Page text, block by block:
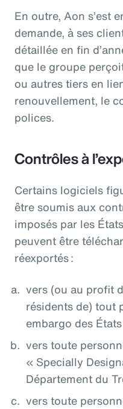
En outre, Aon s’est
demande, à ses
détaillée en fin
que le groupe
ou autres tiers en
renouvellement, le
polices.
Contrôles à
Certains logiciels
être soumis aux
imposés par les
peuvent être
réexportés :
vers (ou au profit
résidents de) tout
embargo des
vers toute
« Specially
Département du
vers toute